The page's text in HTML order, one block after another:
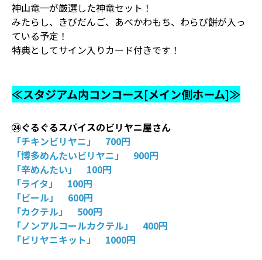
神山竜一が厳選した神竜セット！
みたらし、きびだんご、あべかわもち、わらび餅が入っ
ている予定！
特典としてサイン入りカード付きです！
≪スタジアム内コンコース[メイン側ホーム]≫
㉔ぐるぐるスパイスのビリヤニ屋さん
「チキンビリヤニ」 700円
「博多めんたいビリヤニ」 900円
「辛めんたい」 100円
「ライタ」 100円
「ビール」 600円
「カクテル」 500円
「ノンアルコールカクテル」 400円
「ビリヤニキット」 1000円